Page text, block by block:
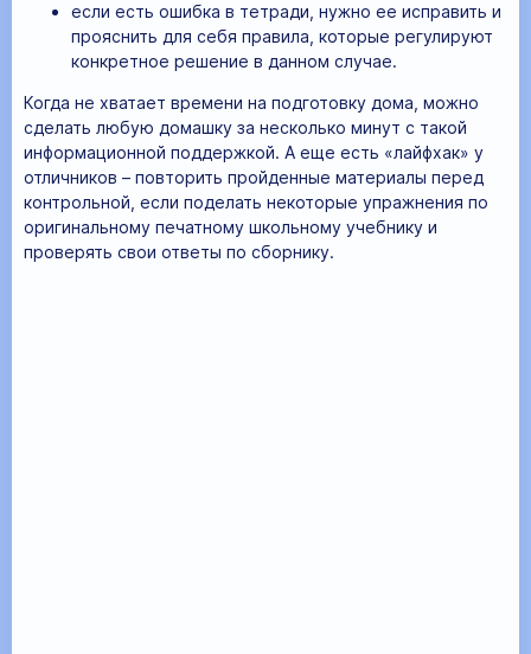
если есть ошибка в тетради, нужно ее исправить и
прояснить для себя правила, которые регулируют
конкретное решение в данном случае.
Когда не хватает времени на подготовку дома, можно
сделать любую домашку за несколько минут с такой
информационной поддержкой. А еще есть «лайфхак» у
отличников – повторить пройденные материалы перед
контрольной, если поделать некоторые упражнения по
оригинальному печатному школьному учебнику и
проверять свои ответы по сборнику.